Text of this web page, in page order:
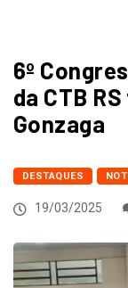
6º
da CTB
Gonzaga
DESTAQUES
19/03/2025